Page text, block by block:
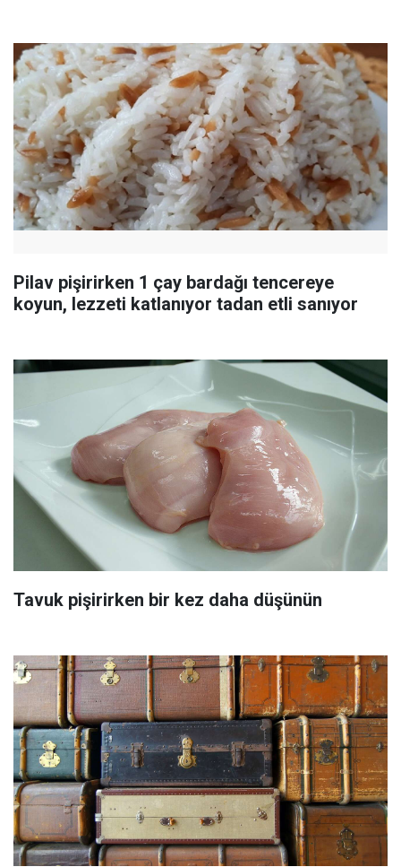
Pilav pişirirken 1 çay bardağı tencereye
koyun, lezzeti katlanıyor tadan etli sanıyor
Tavuk pişirirken bir kez daha düşünün